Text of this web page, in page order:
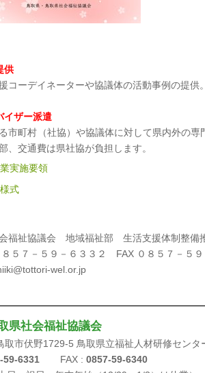
供
コーデイネーターや協議体の活動事例の提供
イザー派遣
市町村（社協）や協議体に対して県内外の専
交通費は県社協が負担します。
実施要領
式
福祉協議会 地域福祉部 生活支援体制整備
５９－６３３２ FAX ０８５７－５９
wel.or.jp
県社会福祉協議会
取市伏野1729-5 鳥取県立福祉人材研修センタ
59-6331 FAX : 0857-59-6340